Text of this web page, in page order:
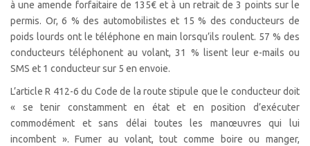
à une amende forfaitaire de 135€ et à un retrait de 3 points sur le
permis. Or, 6 % des automobilistes et 15 % des conducteurs de
poids lourds ont le téléphone en main lorsqu’ils roulent. 57 % des
conducteurs téléphonent au volant, 31 % lisent leur e-mails ou
SMS et 1 conducteur sur 5 en envoie.
L’article R 412-6 du Code de la route stipule que le conducteur doit
« se tenir constamment en état et en position d’exécuter
commodément et sans délai toutes les manœuvres qui lui
incombent ». Fumer au volant, tout comme boire ou manger,